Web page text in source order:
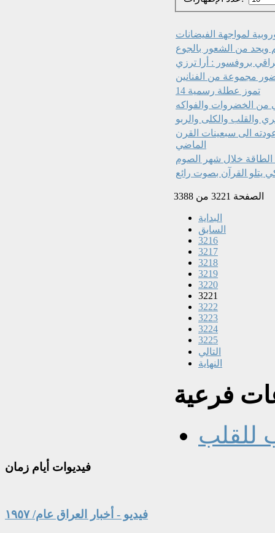
لمواجهة الفيضانات
ويحد من الشعور بالجوع
بروفسور : أرا ترزي
مجموعة من الفنانين
14 تموز عطلة رسمية
من الخضروات والفواكه
والقلب والكلى والربو
الى سبعينات القرن
الماضي
خلال شهر الصوم
يتلو القرآن بصوت رائع
الصفحة 3221 من 3388
البداية
السابق
3216
3217
3218
3219
3220
3221
3222
3223
3224
3225
التالي
النهاية
فرعية
للقلب
فيديوات أيام زمان
فيديو - أخبار العراق عام/ ١٩٥٧